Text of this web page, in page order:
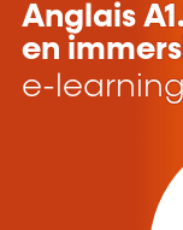
Anglais
en
e-learning